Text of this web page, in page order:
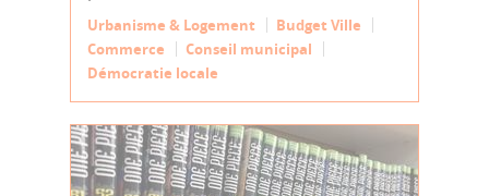
Urbanisme & Logement
Budget Ville
Commerce
Conseil municipal
Démocratie locale